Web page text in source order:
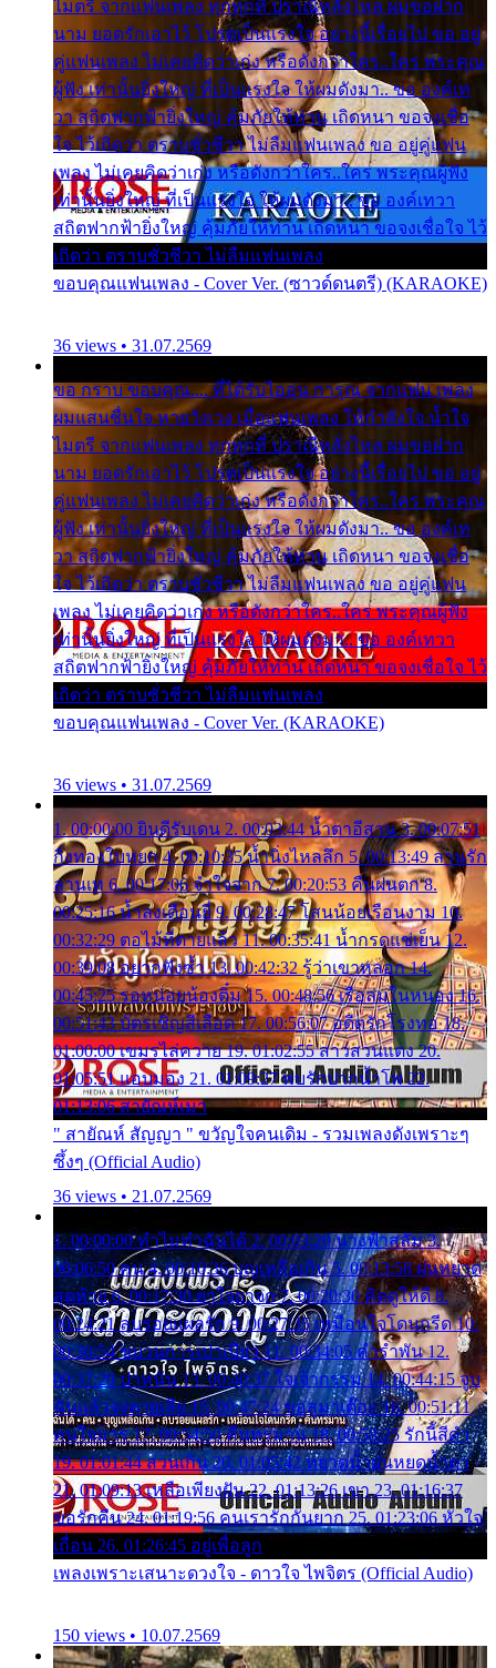
ไมตรี จากแฟนเพลง ทุกทุกที่ ปราณีหลั่งไหล ผมขอฝาก
นาม ยอดรักเอาไว้ โปรดเป็นแรงใจ อย่างนี้เรื่อยไป ขอ อยู่
คู่แฟนเพลง ไม่เคยคิดว่าเก่ง หรือดังกว่าใคร..ใคร พระคุณ
ผู้ฟัง เท่านั้นยิ่งใหญ่ ที่เป็นแรงใจ ให้ผมดังมา.. ขอ องค์เท
วา สถิตฟากฟ้ายิ่งใหญ่ คุ้มภัยให้ท่าน เถิดหนา ขอจงเชื่อ
ใจ ไว้เถิดว่า ตราบชั่วชีวา ไม่ลืมแฟนเพลง ขอ อยู่คู่แฟน
เพลง ไม่เคยคิดว่าเก่ง หรือดังกว่าใคร..ใคร พระคุณผู้ฟัง
เท่านั้นยิ่งใหญ่ ที่เป็นแรงใจ ให้ผมดังมา.. ขอ องค์เทวา
สถิตฟากฟ้ายิ่งใหญ่ คุ้มภัยให้ท่าน เถิดหนา ขอจงเชื่อใจ ไว้
เถิดว่า ตราบชั่วชีวา ไม่ลืมแฟนเพลง
ขอบคุณแฟนเพลง - Cover Ver. (ซาวด์ดนตรี) (KARAOKE)
36 views • 31.07.2569
ขอ กราบ ขอบคุณ.... ที่ได้รับไออุ่น การุณ จากแฟน เพลง
ผมแสนชื่นใจ หายวังเวง เมื่อแฟนเพลง ให้กำลังใจ น้ำใจ
ไมตรี จากแฟนเพลง ทุกทุกที่ ปราณีหลั่งไหล ผมขอฝาก
นาม ยอดรักเอาไว้ โปรดเป็นแรงใจ อย่างนี้เรื่อยไป ขอ อยู่
คู่แฟนเพลง ไม่เคยคิดว่าเก่ง หรือดังกว่าใคร..ใคร พระคุณ
ผู้ฟัง เท่านั้นยิ่งใหญ่ ที่เป็นแรงใจ ให้ผมดังมา.. ขอ องค์เท
วา สถิตฟากฟ้ายิ่งใหญ่ คุ้มภัยให้ท่าน เถิดหนา ขอจงเชื่อ
ใจ ไว้เถิดว่า ตราบชั่วชีวา ไม่ลืมแฟนเพลง ขอ อยู่คู่แฟน
เพลง ไม่เคยคิดว่าเก่ง หรือดังกว่าใคร..ใคร พระคุณผู้ฟัง
เท่านั้นยิ่งใหญ่ ที่เป็นแรงใจ ให้ผมดังมา.. ขอ องค์เทวา
สถิตฟากฟ้ายิ่งใหญ่ คุ้มภัยให้ท่าน เถิดหนา ขอจงเชื่อใจ ไว้
เถิดว่า ตราบชั่วชีวา ไม่ลืมแฟนเพลง
ขอบคุณแฟนเพลง - Cover Ver. (KARAOKE)
36 views • 31.07.2569
1. 00:00:00 ยินดีรับเดน 2. 00:03:44 น้ำตาอีสาน 3. 00:07:51
กิ่งทองใบหยก 4. 00:10:35 น้ำนิ่งไหลลึก 5. 00:13:49 ลานรัก
ลานเท 6. 00:17:06 จำใจจาก 7. 00:20:53 คืนฝนตก 8.
00:25:16 น้ำลงเดือนยี่ 9. 00:28:47 โสนน้อยเรือนงาม 10.
00:32:29 ตอไม้ที่ตายแล้ว 11. 00:35:41 น้ำกรดแช่เย็น 12.
00:39:08 อยากฟังซ้ำ 13. 00:42:32 รู้ว่าเขาหลอก 14.
00:45:25 รอหน่อยน้องติ๋ม 15. 00:48:56 เรือล่มในหนอง 16.
00:51:43 บัตรเชิญสีเลือด 17. 00:56:07 อดีตรักโรงทอ 18.
01:00:00 เขมรไล่ควาย 19. 01:02:55 สาวสวนแตง 20.
01:05:51 แอบมอง 21. 01:09:27 พบรักปากน้ำโพ 22.
01:13:06 สายัณห์เมา
" สายัณห์ สัญญา " ขวัญใจคนเดิม - รวมเพลงดังเพราะๆ
ซึ้งๆ (Official Audio)
36 views • 21.07.2569
1. 00:00:00 ทำไมทำฉันได้ 2. 00:03:20 นางฟ้าสลัม 3.
00:06:50 คน 4. 00:10:36 บุญเหลือเกิน 5. 00:13:58 ฝนหยาด
สุดท้าย 6. 00:17:30 ยาใจยาจก 7. 00:20:30 คิดดูให้ดี 8.
00:24:21 ลบรอยแผลรัก 9. 00:27:35 เหมือนใจโดนกรีด 10.
00:30:54 ขบวนการเปาเปียว 11. 00:34:05 คำรำพัน 12.
00:37:20 ปาหนัน 13. 00:40:37 ใจเจ้ากรรม 14. 00:44:15 จูบ
ฉันแล้วจงตายเสีย 15. 00:47:24 ขอสูมาเต๊อะ 16. 00:51:11
คนใจมาร 17. 00:54:50 คืนทรมาน 18. 00:58:25 รักนี้สีดำ
19. 01:01:44 ส่วนเกิน 20. 01:05:42 หยาดน้ำฝนหยดน้ำตา
21. 01:09:13 เหลือเพียงฝัน 22. 01:13:26 เขา 23. 01:16:37
ขอรักคืน 24. 01:19:56 คนเรารักกันยาก 25. 01:23:06 หัวใจ
เถื่อน 26. 01:26:45 อยู่เพื่อลูก
เพลงเพราะเสนาะดวงใจ - ดาวใจ ไพจิตร (Official Audio)
150 views • 10.07.2569